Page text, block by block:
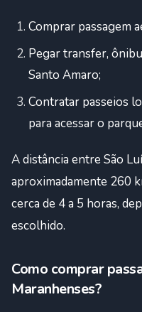
Comprar passagem
Pegar transfer,
Santo Amaro;
Contratar passeios
para acessar o
A distância entre São
aproximadamente 260
cerca de 4 a 5 horas,
escolhido.
Como comprar
Maranhenses?